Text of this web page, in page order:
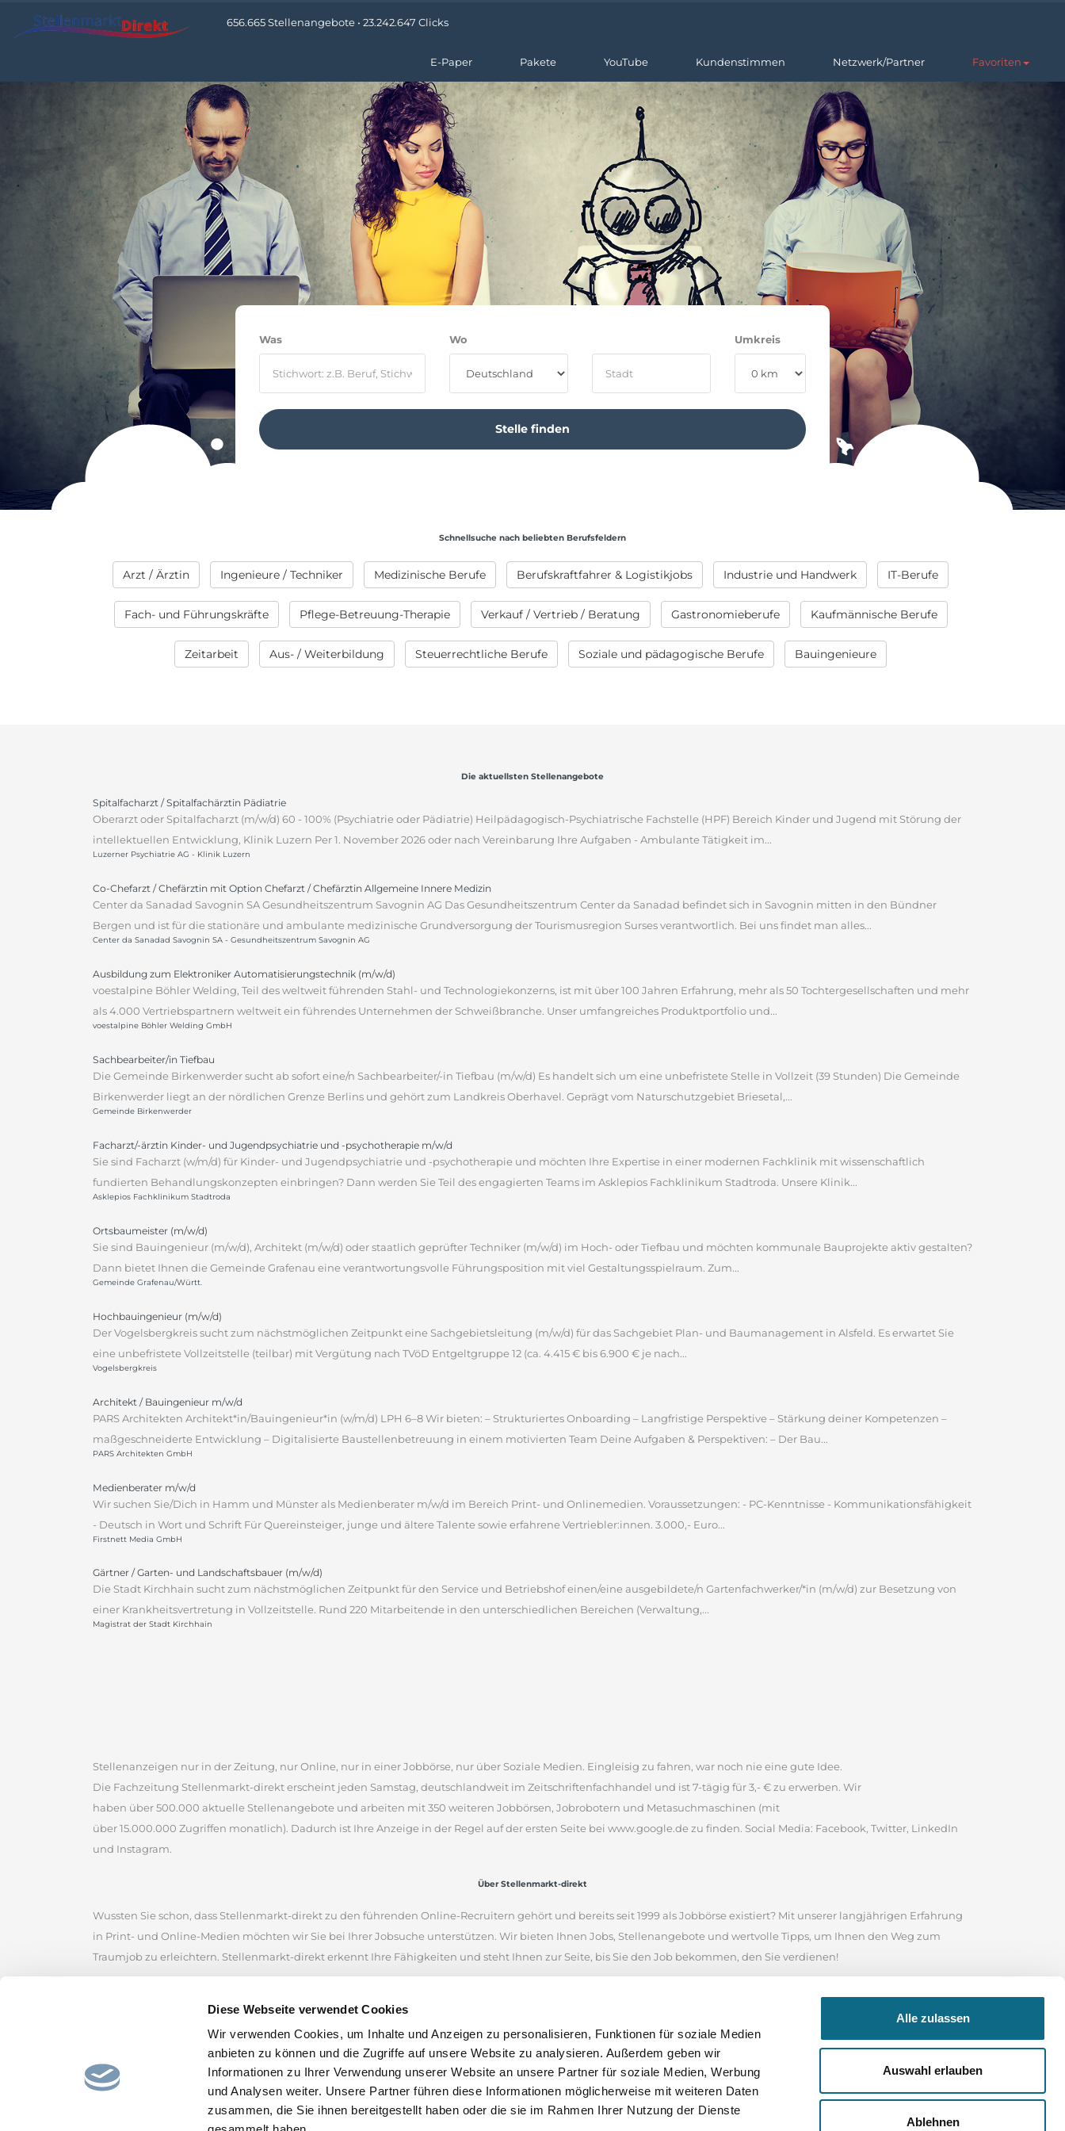
Diese Webseite verwendet Cookies
Wir verwenden Cookies, um Inhalte und Anzeigen zu personalisieren, Funktionen für soziale Medien
anbieten zu können und die Zugriffe auf unsere Website zu analysieren. Außerdem geben wir
Informationen zu Ihrer Verwendung unserer Website an unsere Partner für soziale Medien, Werbung
und Analysen weiter. Unsere Partner führen diese Informationen möglicherweise mit weiteren Daten
zusammen, die Sie ihnen bereitgestellt haben oder die sie im Rahmen Ihrer Nutzung der Dienste
Alle zulassen
Auswahl erlauben
Ablehnen
656.665 Stellenangebote • 23.242.647 Clicks
E-Paper Pakete YouTube Kundenstimmen Netzwerk/Partner Favoriten
Was Wo Umkreis
Schnellsuche nach beliebten Berufsfeldern
Arzt / Ärztin Ingenieure / Techniker Medizinische Berufe Berufskraftfahrer & Logistikjobs Industrie und Handwerk IT-Berufe
Fach- und Führungskräfte Pflege-Betreuung-Therapie Verkauf / Vertrieb / Beratung Gastronomieberufe Kaufmännische Berufe
Zeitarbeit Aus- / Weiterbildung Steuerrechtliche Berufe Soziale und pädagogische Berufe Bauingenieure
Die aktuellsten Stellenangebote
Spitalfacharzt / Spitalfachärztin Pädiatrie
Oberarzt oder Spitalfacharzt (m/w/d) 60 - 100% (Psychiatrie oder Pädiatrie) Heilpädagogisch-Psychiatrische Fachstelle (HPF) Bereich Kinder und Jugend mit Störung der
intellektuellen Entwicklung, Klinik Luzern Per 1. November 2026 oder nach Vereinbarung Ihre Aufgaben - Ambulante Tätigkeit im...
Luzerner Psychiatrie AG - Klinik Luzern
Co-Chefarzt / Chefärztin mit Option Chefarzt / Chefärztin Allgemeine Innere Medizin
Center da Sanadad Savognin SA Gesundheitszentrum Savognin AG Das Gesundheitszentrum Center da Sanadad befindet sich in Savognin mitten in den Bündner
Bergen und ist für die stationäre und ambulante medizinische Grundversorgung der Tourismusregion Surses verantwortlich. Bei uns findet man alles...
Center da Sanadad Savognin SA - Gesundheitszentrum Savognin AG
Ausbildung zum Elektroniker Automatisierungstechnik (m/w/d)
voestalpine Böhler Welding, Teil des weltweit führenden Stahl- und Technologiekonzerns, ist mit über 100 Jahren Erfahrung, mehr als 50 Tochtergesellschaften und mehr
als 4.000 Vertriebspartnern weltweit ein führendes Unternehmen der Schweißbranche. Unser umfangreiches Produktportfolio und...
voestalpine Böhler Welding GmbH
Sachbearbeiter/in Tiefbau
Die Gemeinde Birkenwerder sucht ab sofort eine/n Sachbearbeiter/-in Tiefbau (m/w/d) Es handelt sich um eine unbefristete Stelle in Vollzeit (39 Stunden) Die Gemeinde
Birkenwerder liegt an der nördlichen Grenze Berlins und gehört zum Landkreis Oberhavel. Geprägt vom Naturschutzgebiet Briesetal,...
Gemeinde Birkenwerder
Facharzt/-ärztin Kinder- und Jugendpsychiatrie und -psychotherapie m/w/d
Sie sind Facharzt (w/m/d) für Kinder- und Jugendpsychiatrie und -psychotherapie und möchten Ihre Expertise in einer modernen Fachklinik mit wissenschaftlich
fundierten Behandlungskonzepten einbringen? Dann werden Sie Teil des engagierten Teams im Asklepios Fachklinikum Stadtroda. Unsere Klinik...
Asklepios Fachklinikum Stadtroda
Ortsbaumeister (m/w/d)
Sie sind Bauingenieur (m/w/d), Architekt (m/w/d) oder staatlich geprüfter Techniker (m/w/d) im Hoch- oder Tiefbau und möchten kommunale Bauprojekte aktiv gestalten?
Dann bietet Ihnen die Gemeinde Grafenau eine verantwortungsvolle Führungsposition mit viel Gestaltungsspielraum. Zum...
Gemeinde Grafenau/Württ.
Hochbauingenieur (m/w/d)
Der Vogelsbergkreis sucht zum nächstmöglichen Zeitpunkt eine Sachgebietsleitung (m/w/d) für das Sachgebiet Plan- und Baumanagement in Alsfeld. Es erwartet Sie
eine unbefristete Vollzeitstelle (teilbar) mit Vergütung nach TVöD Entgeltgruppe 12 (ca. 4.415 € bis 6.900 € je nach...
Vogelsbergkreis
Architekt / Bauingenieur m/w/d
PARS Architekten Architekt*in/Bauingenieur*in (w/m/d) LPH 6–8 Wir bieten: – Strukturiertes Onboarding – Langfristige Perspektive – Stärkung deiner Kompetenzen –
maßgeschneiderte Entwicklung – Digitalisierte Baustellenbetreuung in einem motivierten Team Deine Aufgaben & Perspektiven: – Der Bau...
PARS Architekten GmbH
Medienberater m/w/d
Wir suchen Sie/Dich in Hamm und Münster als Medienberater m/w/d im Bereich Print- und Onlinemedien. Voraussetzungen: - PC-Kenntnisse - Kommunikationsfähigkeit
- Deutsch in Wort und Schrift Für Quereinsteiger, junge und ältere Talente sowie erfahrene Vertriebler:innen. 3.000,- Euro...
Firstnett Media GmbH
Gärtner / Garten- und Landschaftsbauer (m/w/d)
Die Stadt Kirchhain sucht zum nächstmöglichen Zeitpunkt für den Service und Betriebshof einen/eine ausgebildete/n Gartenfachwerker/*in (m/w/d) zur Besetzung von
einer Krankheitsvertretung in Vollzeitstelle. Rund 220 Mitarbeitende in den unterschiedlichen Bereichen (Verwaltung,...
Magistrat der Stadt Kirchhain
Stellenanzeigen nur in der Zeitung, nur Online, nur in einer Jobbörse, nur über Soziale Medien. Eingleisig zu fahren, war noch nie eine gute Idee.
Die Fachzeitung Stellenmarkt-direkt erscheint jeden Samstag, deutschlandweit im Zeitschriftenfachhandel und ist 7-tägig für 3,- € zu erwerben. Wir
haben über 500.000 aktuelle Stellenangebote und arbeiten mit 350 weiteren Jobbörsen, Jobrobotern und Metasuchmaschinen (mit
über 15.000.000 Zugriffen monatlich). Dadurch ist Ihre Anzeige in der Regel auf der ersten Seite bei www.google.de zu finden. Social Media: Facebook, Twitter, LinkedIn
und Instagram.
Über Stellenmarkt-direkt
Wussten Sie schon, dass Stellenmarkt-direkt zu den führenden Online-Recruitern gehört und bereits seit 1999 als Jobbörse existiert? Mit unserer langjährigen Erfahrung
in Print- und Online-Medien möchten wir Sie bei Ihrer Jobsuche unterstützen. Wir bieten Ihnen Jobs, Stellenangebote und wertvolle Tipps, um Ihnen den Weg zum
Traumjob zu erleichtern. Stellenmarkt-direkt erkennt Ihre Fähigkeiten und steht Ihnen zur Seite, bis Sie den Job bekommen, den Sie verdienen!
Stellenmarkt-direkt zählt zu den ältesten kommerziellen Internetseiten und war eine der ersten Online-Jobbörsen. Heute ist es eine angesehene Online-Stellenbörse, in
der Sie zahlreiche Jobangebote von renommierten Unternehmen aus Deutschland, Österreich und der Schweiz finden. Nutzen Sie das Suchfeld in unserem
Stellenmarkt, um erfolgreich nach Stellenangeboten anhand von Stichworten und Orten zu suchen. Wenn Sie unsicher sind, wonach Sie suchen, durchstöbern Sie unser
Stellenportal und lassen Sie sich von den gefundenen Stellenangeboten inspirieren. Wir wünschen Ihnen viel Erfolg bei Ihrer Bewerbung und für Ihre weitere Karriere
und hoffen, den passenden Job für Sie bereitzustellen.